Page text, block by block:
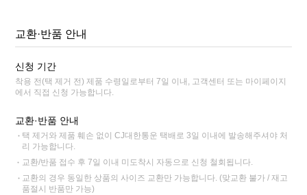
교환·반품 안내
신청 기간
착용 전(택 제거 전) 제품 수령일로부터 7일 이내, 고객센터 또는 마이페이지
에서 직접 신청 가능합니다.
교환·반품 안내
택 제거와 제품 훼손 없이 CJ대한통운 택배로 3일 이내에 발송해주셔야 처
리 가능합니다.
교환/반품 접수 후 7일 이내 미도착시 자동으로 신청 철회됩니다.
교환의 경우 동일한 상품의 사이즈 교환만 가능합니다. (맞교환 불가 / 재고
품절시 반품만 가능)